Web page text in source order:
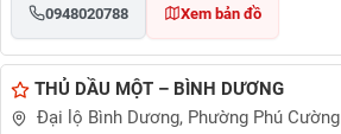
0948020788 Xem bản đồ
THỦ DẦU MỘT – BÌNH DƯƠNG
Đại lộ Bình Dương, Phường Phú Cường